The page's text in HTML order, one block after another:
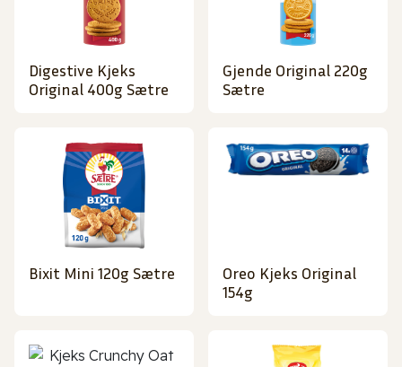
Digestive Kjeks
Original 400g Sætre
Gjende Original 220g
Sætre
Bixit Mini 120g Sætre
Oreo Kjeks Original
154g